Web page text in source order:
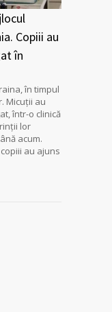
Copiii au
în
în timpul
Micuții au
într-o clinică
lor
acum.
au ajuns